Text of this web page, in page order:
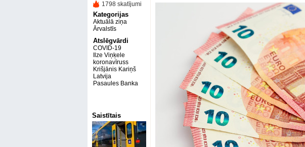
1798 skatījumi
Kategorijas
Aktuālā ziņa
Ārvalstīs
Atslēgvārdi
COVID-19
Ilze Viņķele
koronavīruss
Krišjānis Kariņš
Latvija
Pasaules Banka
Saistītais